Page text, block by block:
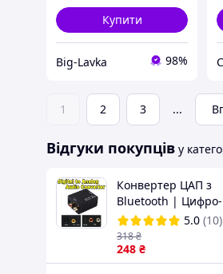
Купити
Big-Lavka 98%
1 2 3 ...
Відгуки покупців у
Конвертер ЦАП з
Bluetooth | Цифро-
аналоговий
перетворювач
оптики S / PDIF в
аудіо декодер
5.0 (10)
248 ₴
318₴